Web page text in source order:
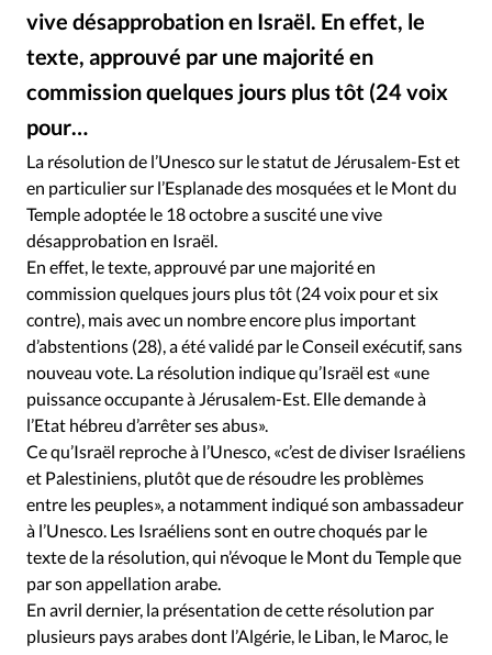
RUBRIQUES
Toute l'actualité Bible Culture
Economie
Eglises
Histoire Laicité
Liberté religieuse
Mission
Monde People Politique
Religions
Société
vive désapprobation en Israël. En effet, le
texte, approuvé par une majorité en
commission quelques jours plus tôt (24 voix
pour…
La résolution de l’Unesco sur le statut de Jérusalem-Est et
en particulier sur l’Esplanade des mosquées et le Mont du
Temple adoptée le 18 octobre a suscité une vive
désapprobation en Israël.
En effet, le texte, approuvé par une majorité en
commission quelques jours plus tôt (24 voix pour et six
contre), mais avec un nombre encore plus important
d’abstentions (28), a été validé par le Conseil exécutif, sans
nouveau vote. La résolution indique qu’Israël est «une
puissance occupante à Jérusalem-Est. Elle demande à
l’Etat hébreu d’arrêter ses abus».
Ce qu’Israël reproche à l’Unesco, «c’est de diviser Israéliens
et Palestiniens, plutôt que de résoudre les problèmes
entre les peuples», a notamment indiqué son ambassadeur
à l’Unesco. Les Israéliens sont en outre choqués par le
texte de la résolution, qui n’évoque le Mont du Temple que
par son appellation arabe.
En avril dernier, la présentation de cette résolution par
plusieurs pays arabes dont l’Algérie, le Liban, le Maroc, le